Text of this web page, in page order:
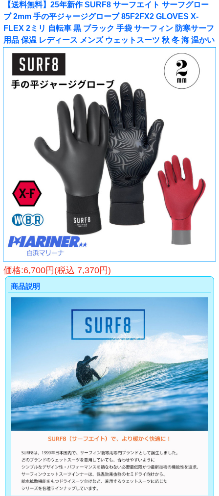
【送料無料】25年新作 SURF8 サーフエイト サーフグロー
ブ 2mm 手の平ジャージグローブ 85F2FX2 GLOVES X-
FLEX 2ミリ 自転車 黒 ブラック 手袋 サーフィン 防寒サーフ
用品 保温 レディース メンズ ウェットスーツ 秋 冬 海 温かい
価格:6,700円(税込 7,370円)
商品説明